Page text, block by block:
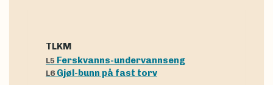
tLKM
L5 Ferskvanns-undervannseng
L6 Gjøl-bunn på fast torv